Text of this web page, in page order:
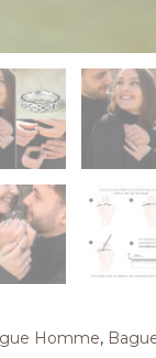
Homme,